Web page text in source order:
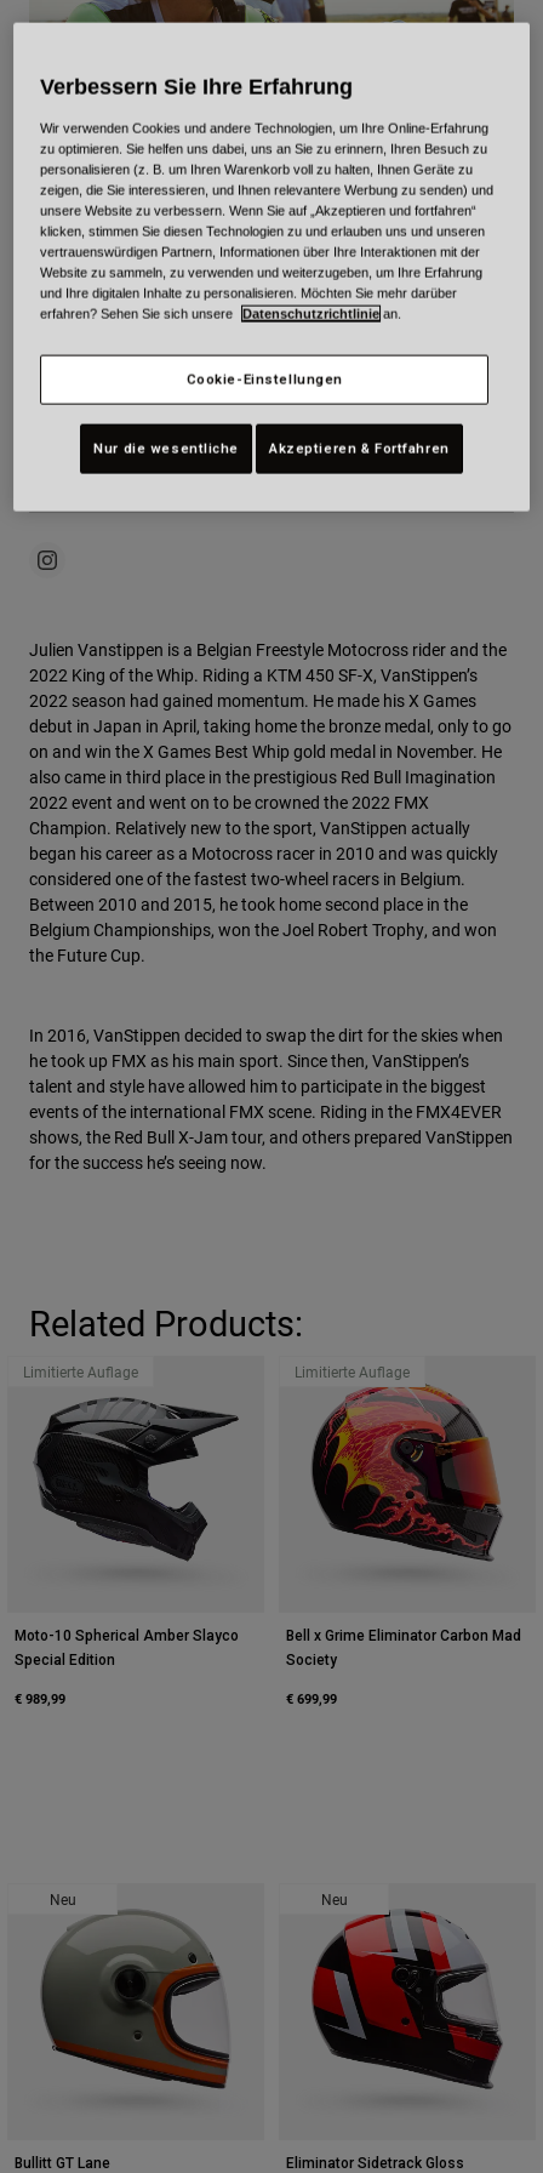
Ersatzteile
Alle Artikel anzeigen
BMX
Ersatzteile
Alle Artikel anzeigen
FMX
JULIEN VANSTIPPEN
DOB:10/03/1992
Professional
Team:Monster Energy Yamaha
Julien Vanstippen is a Belgian Freestyle Motocross rider and the
2022 King of the Whip. Riding a KTM 450 SF-X, VanStippen’s
2022 season had gained momentum. He made his X Games
debut in Japan in April, taking home the bronze medal, only to go
on and win the X Games Best Whip gold medal in November. He
also came in third place in the prestigious Red Bull Imagination
2022 event and went on to be crowned the 2022 FMX
Champion. Relatively new to the sport, VanStippen actually
began his career as a Motocross racer in 2010 and was quickly
considered one of the fastest two-wheel racers in Belgium.
Between 2010 and 2015, he took home second place in the
Belgium Championships, won the Joel Robert Trophy, and won
the Future Cup.
In 2016, VanStippen decided to swap the dirt for the skies when
he took up FMX as his main sport. Since then, VanStippen’s
talent and style have allowed him to participate in the biggest
events of the international FMX scene. Riding in the FMX4EVER
shows, the Red Bull X-Jam tour, and others prepared VanStippen
for the success he’s seeing now.
Related Products:
Limitierte Auflage
Moto-10 Spherical Amber Slayco
Special Edition
€ 989,99
Limitierte Auflage
Bell x Grime Eliminator Carbon Mad
Society
€ 699,99
Neu
Bullitt GT Lane
Neu
Eliminator Sidetrack Gloss
Verbessern Sie Ihre Erfahrung
Wir verwenden Cookies und andere Technologien, um Ihre Online-Erfahrung
zu optimieren. Sie helfen uns dabei, uns an Sie zu erinnern, Ihren Besuch zu
personalisieren (z. B. um Ihren Warenkorb voll zu halten, Ihnen Geräte zu
zeigen, die Sie interessieren, und Ihnen relevantere Werbung zu senden) und
unsere Website zu verbessern. Wenn Sie auf „Akzeptieren und fortfahren“
klicken, stimmen Sie diesen Technologien zu und erlauben uns und unseren
vertrauenswürdigen Partnern, Informationen über Ihre Interaktionen mit der
Website zu sammeln, zu verwenden und weiterzugeben, um Ihre Erfahrung
und Ihre digitalen Inhalte zu personalisieren. Möchten Sie mehr darüber
erfahren? Sehen Sie sich unsere
Datenschutzrichtlinie an.
Cookie-Einstellungen
Nur die wesentliche Akzeptieren & Fortfahren